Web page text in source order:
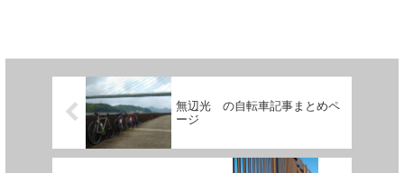
無辺光 の自転車記事まとめペ
ージ